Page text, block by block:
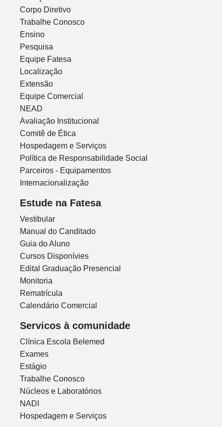
Corpo Diretivo
Trabalhe Conosco
Ensino
Pesquisa
Equipe Fatesa
Localização
Extensão
Equipe Comercial
NEAD
Avaliação Institucional
Comitê de Ética
Hospedagem e Serviços
Política de Responsabilidade Social
Parceiros - Equipamentos
Internacionalização
Estude na Fatesa
Vestibular
Manual do Canditado
Guia do Aluno
Cursos Disponívies
Edital Graduação Presencial
Monitoria
Rematrícula
Calendário Comercial
Servicos à comunidade
Clínica Escola Belemed
Exames
Estágio
Trabalhe Conosco
Núcleos e Laboratórios
NADI
Hospedagem e Serviços